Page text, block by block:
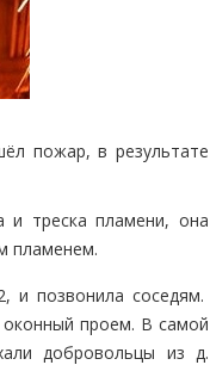
пожар, в результате
и треска пламени, она
пламенем.
и позвонила соседям.
проем. В самой
добровольцы из д.